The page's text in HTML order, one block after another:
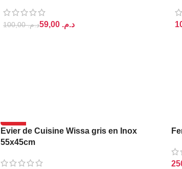
د.م.100,00 د.م.
-14%
Evier de Cuisine Wissa gris en Inox
55x45cm